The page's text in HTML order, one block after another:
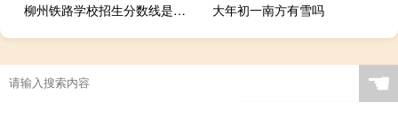
柳州铁路学校招生分数线是多少
大年初一南方有雪吗
☚